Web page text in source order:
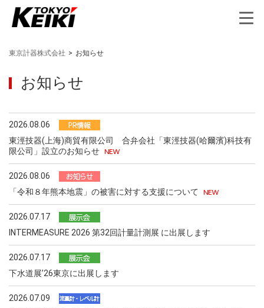
東京計器株式会社 > お知らせ
お知らせ
2026.08.06
東涇技器(上海)商貿有限公司 合弁会社「東涇技器(哈爾濱)科技有
限公司」設立のお知らせ
2026.08.06
「令和８年熊本地震」の被害に対する支援について
2026.07.17
INTERMEASURE 2026 第32回計量計測展 に出展します
2026.07.17
下水道展ʼ26東京に出展します
2026.07.09